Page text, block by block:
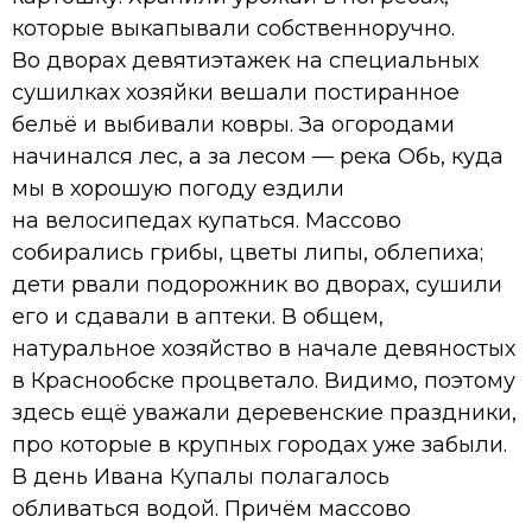
которые выкапывали собственноручно.
Во дворах девятиэтажек на специальных
сушилках хозяйки вешали постиранное
бельё и выбивали ковры. За огородами
начинался лес, а за лесом — река Обь, куда
мы в хорошую погоду ездили
на велосипедах купаться. Массово
собирались грибы, цветы липы, облепиха;
дети рвали подорожник во дворах, сушили
его и сдавали в аптеки. В общем,
натуральное хозяйство в начале девяностых
в Краснообске процветало. Видимо, поэтому
здесь ещё уважали деревенские праздники,
про которые в крупных городах уже забыли.
В день Ивана Купалы полагалось
обливаться водой. Причём массово